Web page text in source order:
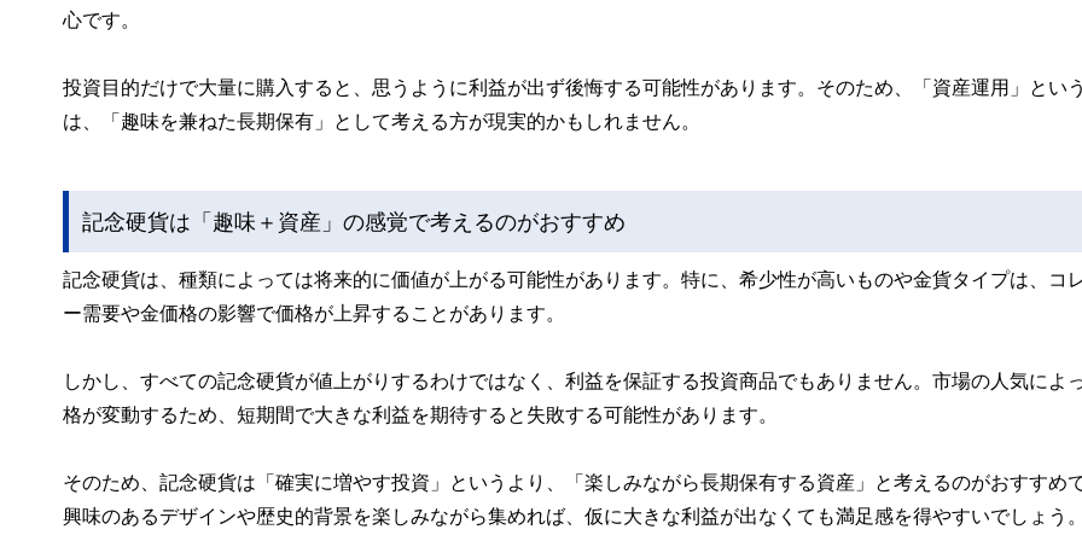
心です。
投資目的だけで大量に購入すると、思うように利益が出ず後悔する可能性があります。そのため、「資産運用」とい
は、「趣味を兼ねた長期保有」として考える方が現実的かもしれません。
記念硬貨は「趣味＋資産」の感覚で考えるのがおすすめ
記念硬貨は、種類によっては将来的に価値が上がる可能性があります。特に、希少性が高いものや金貨タイプは、コ
ー需要や金価格の影響で価格が上昇することがあります。
しかし、すべての記念硬貨が値上がりするわけではなく、利益を保証する投資商品でもありません。市場の人気によ
格が変動するため、短期間で大きな利益を期待すると失敗する可能性があります。
そのため、記念硬貨は「確実に増やす投資」というより、「楽しみながら長期保有する資産」と考えるのがおすすめで
興味のあるデザインや歴史的背景を楽しみながら集めれば、仮に大きな利益が出なくても満足感を得やすいでしょう。